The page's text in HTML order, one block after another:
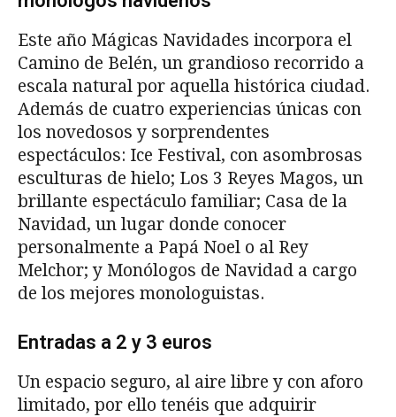
Este año Mágicas Navidades incorpora el
Camino de Belén, un grandioso recorrido a
escala natural por aquella histórica ciudad.
Además de cuatro experiencias únicas con
los novedosos y sorprendentes
espectáculos: Ice Festival, con asombrosas
esculturas de hielo; Los 3 Reyes Magos, un
brillante espectáculo familiar; Casa de la
Navidad, un lugar donde conocer
personalmente a Papá Noel o al Rey
Melchor; y Monólogos de Navidad a cargo
de los mejores monologuistas.
Entradas a 2 y 3 euros
Un espacio seguro, al aire libre y con aforo
limitado, por ello tenéis que adquirir